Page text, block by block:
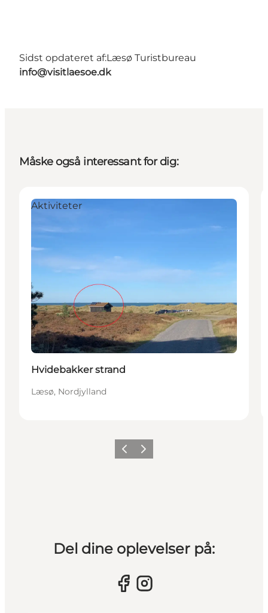
Sidst opdateret af:Læsø Turistbureau
info@visitlaesoe.dk
Måske også interessant for dig:
Aktiviteter
Hvidebakker strand
Læsø, Nordjylland
Forrige billede
Næste billede
Del dine oplevelser på: